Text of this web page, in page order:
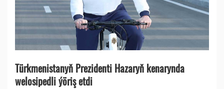
Türkmenistanyň Prezidenti Hazaryň kenarynda
welosipedli ýöriş etdi